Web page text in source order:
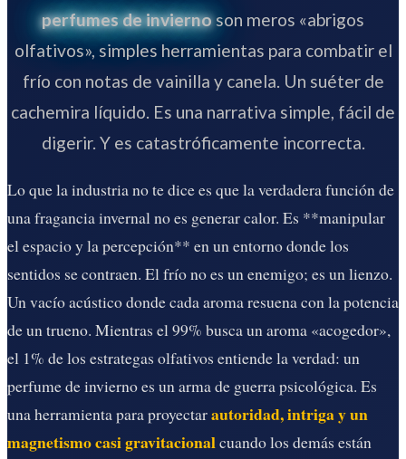
perfumes de inviernoson meros «abrigos
olfativos», simples herramientas para combatir el
frío con notas de vainilla y canela. Un suéter de
cachemira líquido. Es una narrativa simple, fácil de
digerir. Y es catastróficamente incorrecta.
Lo que la industria no te dice es que la verdadera función de
una fragancia invernal no es generar calor. Es **manipular
el espacio y la percepción** en un entorno donde los
sentidos se contraen. El frío no es un enemigo; es un lienzo.
Un vacío acústico donde cada aroma resuena con la potencia
de un trueno. Mientras el 99% busca un aroma «acogedor»,
el 1% de los estrategas olfativos entiende la verdad: un
perfume de invierno es un arma de guerra psicológica. Es
una herramienta para proyectarautoridad, intriga y un
magnetismo casi gravitacionalcuando los demás están